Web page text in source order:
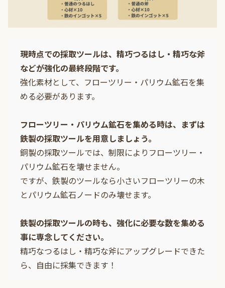
現時点での採取ツールは、精巧つるはし・精巧な斧
などが強化の最終段階です。
強化素材として、フローツリー・パリウム鉱石を集
める必要があります。
フローツリー・パリウム鉱石を集める時は、まずは
鉄製の採取ツールを用意しましょう。
銅製の採取ツールでは、制限によりフローツリー・
パリウム鉱石を壊せません。
ですが、鉄製のツールなら小さいフローツリーの木
とパリウム鉱石ノードのみ壊せます。
鉄製の採取ツールの時も、強化に必要な数を集める
事に専念してください。
精巧なつるはし・精巧な斧にアップグレードできた
ら、自由に採集できます！